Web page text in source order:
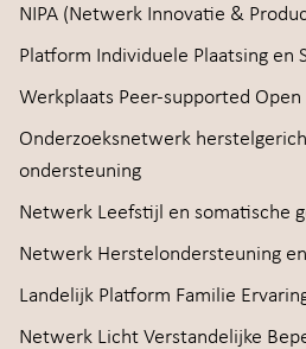
NIPA (Netwerk Innovatie &
Platform Individuele Plaatsing en
Werkplaats Peer-supported Open
Onderzoeksnetwerk
ondersteuning
Netwerk Leefstijl en somatische
Netwerk Herstelondersteuning
Landelijk Platform Familie
Netwerk Licht Verstandelijke